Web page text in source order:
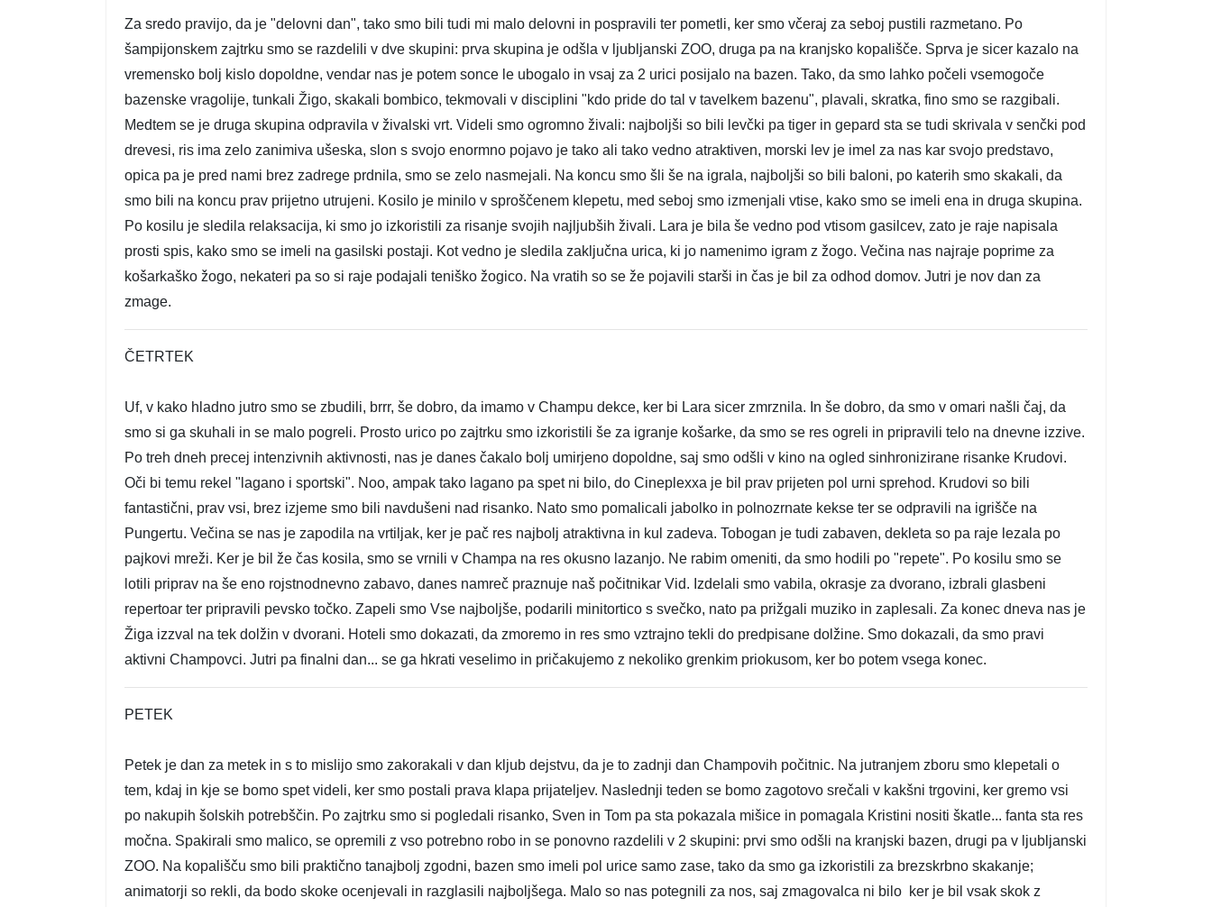
Za sredo pravijo, da je "delovni dan", tako smo bili tudi mi malo delovni in pospravili ter pometli, ker smo včeraj za seboj pustili razmetano. Po
šampijonskem zajtrku smo se razdelili v dve skupini: prva skupina je odšla v ljubljanski ZOO, druga pa na kranjsko kopališče. Sprva je sicer kazalo na
vremensko bolj kislo dopoldne, vendar nas je potem sonce le ubogalo in vsaj za 2 urici posijalo na bazen. Tako, da smo lahko počeli vsemogoče
bazenske vragolije, tunkali Žigo, skakali bombico, tekmovali v disciplini "kdo pride do tal v tavelkem bazenu", plavali, skratka, fino smo se razgibali.
Medtem se je druga skupina odpravila v živalski vrt. Videli smo ogromno živali: najboljši so bili levčki pa tiger in gepard sta se tudi skrivala v senčki pod
drevesi, ris ima zelo zanimiva ušeska, slon s svojo enormno pojavo je tako ali tako vedno atraktiven, morski lev je imel za nas kar svojo predstavo,
opica pa je pred nami brez zadrege prdnila, smo se zelo nasmejali. Na koncu smo šli še na igrala, najboljši so bili baloni, po katerih smo skakali, da
smo bili na koncu prav prijetno utrujeni. Kosilo je minilo v sproščenem klepetu, med seboj smo izmenjali vtise, kako smo se imeli ena in druga skupina.
Po kosilu je sledila relaksacija, ki smo jo izkoristili za risanje svojih najljubših živali. Lara je bila še vedno pod vtisom gasilcev, zato je raje napisala
prosti spis, kako smo se imeli na gasilski postaji. Kot vedno je sledila zaključna urica, ki jo namenimo igram z žogo. Večina nas najraje poprime za
košarkaško žogo, nekateri pa so si raje podajali teniško žogico. Na vratih so se že pojavili starši in čas je bil za odhod domov. Jutri je nov dan za
zmage.
ČETRTEK
Uf, v kako hladno jutro smo se zbudili, brrr, še dobro, da imamo v Champu dekce, ker bi Lara sicer zmrznila. In še dobro, da smo v omari našli čaj, da
smo si ga skuhali in se malo pogreli. Prosto urico po zajtrku smo izkoristili še za igranje košarke, da smo se res ogreli in pripravili telo na dnevne izzive.
Po treh dneh precej intenzivnih aktivnosti, nas je danes čakalo bolj umirjeno dopoldne, saj smo odšli v kino na ogled sinhronizirane risanke Krudovi.
Oči bi temu rekel "lagano i sportski". Noo, ampak tako lagano pa spet ni bilo, do Cineplexxa je bil prav prijeten pol urni sprehod. Krudovi so bili
fantastični, prav vsi, brez izjeme smo bili navdušeni nad risanko. Nato smo pomalicali jabolko in polnozrnate kekse ter se odpravili na igrišče na
Pungertu. Večina se nas je zapodila na vrtiljak, ker je pač res najbolj atraktivna in kul zadeva. Tobogan je tudi zabaven, dekleta so pa raje lezala po
pajkovi mreži. Ker je bil že čas kosila, smo se vrnili v Champa na res okusno lazanjo. Ne rabim omeniti, da smo hodili po "repete". Po kosilu smo se
lotili priprav na še eno rojstnodnevno zabavo, danes namreč praznuje naš počitnikar Vid. Izdelali smo vabila, okrasje za dvorano, izbrali glasbeni
repertoar ter pripravili pevsko točko. Zapeli smo Vse najboljše, podarili minitortico s svečko, nato pa prižgali muziko in zaplesali. Za konec dneva nas je
Žiga izzval na tek dolžin v dvorani. Hoteli smo dokazati, da zmoremo in res smo vztrajno tekli do predpisane dolžine. Smo dokazali, da smo pravi
aktivni Champovci. Jutri pa finalni dan... se ga hkrati veselimo in pričakujemo z nekoliko grenkim priokusom, ker bo potem vsega konec.
PETEK
Petek je dan za metek in s to mislijo smo zakorakali v dan kljub dejstvu, da je to zadnji dan Champovih počitnic. Na jutranjem zboru smo klepetali o
tem, kdaj in kje se bomo spet videli, ker smo postali prava klapa prijateljev. Naslednji teden se bomo zagotovo srečali v kakšni trgovini, ker gremo vsi
po nakupih šolskih potrebščin. Po zajtrku smo si pogledali risanko, Sven in Tom pa sta pokazala mišice in pomagala Kristini nositi škatle... fanta sta res
močna. Spakirali smo malico, se opremili z vso potrebno robo in se ponovno razdelili v 2 skupini: prvi smo odšli na kranjski bazen, drugi pa v ljubljanski
ZOO. Na kopališču smo bili praktično tanajbolj zgodni, bazen smo imeli pol urice samo zase, tako da smo ga izkoristili za brezskrbno skakanje;
animatorji so rekli, da bodo skoke ocenjevali in razglasili najboljšega. Malo so nas potegnili za nos, saj zmagovalca ni bilo ker je bil vsak skok z